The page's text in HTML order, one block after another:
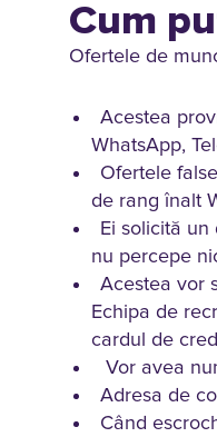
Cum
Ofertele de
Acestea
WhatsApp,
Ofertele
de rang înalt
Ei solicită
nu percepe
Acestea vor
Echipa de
cardul de
Vor avea
Adresa de
Când